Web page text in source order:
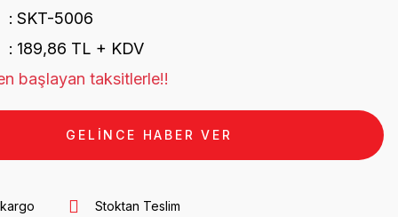
SKT-5006
189,86 TL + KDV
başlayan taksitlerle!!
GELİNCE HABER VER
Stoktan Teslim